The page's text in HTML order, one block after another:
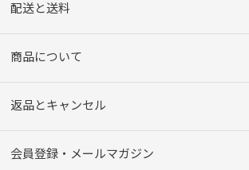
配送と送料
商品について
返品とキャンセル
会員登録・メールマガジン